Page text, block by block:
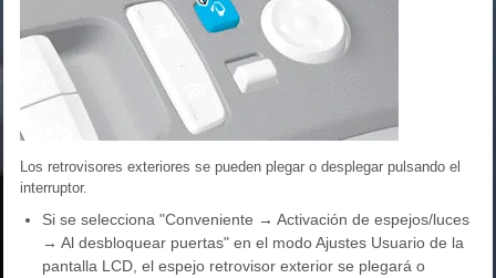
Los retrovisores exteriores se pueden plegar o desplegar pulsando el
interruptor.
Si se selecciona "Conveniente → Activación de espejos/luces
→ Al desbloquear puertas" en el modo Ajustes Usuario de la
pantalla LCD, el espejo retrovisor exterior se plegará o